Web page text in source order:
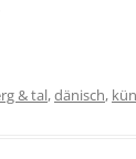
& tal,dänisch,